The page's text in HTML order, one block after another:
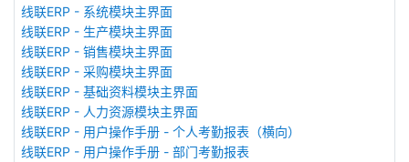
线联ERP - 系统模块主界面
线联ERP - 生产模块主界面
线联ERP - 销售模块主界面
线联ERP - 采购模块主界面
线联ERP - 基础资料模块主界面
线联ERP - 人力资源模块主界面
线联ERP - 用户操作手册 - 个人考勤报表（横向）
线联ERP - 用户操作手册 - 部门考勤报表